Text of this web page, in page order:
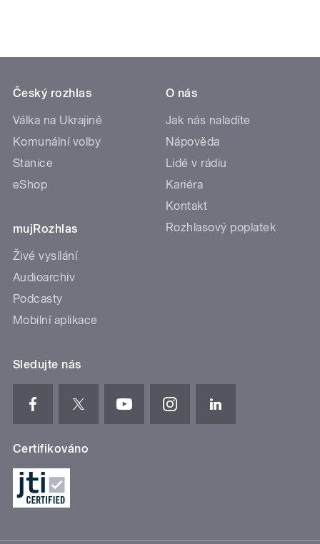
Český rozhlas
Válka na Ukrajině
Komunální volby
Stanice
eShop
mujRozhlas
Živé vysílání
Audioarchiv
Podcasty
Mobilní aplikace
O nás
Jak nás naladíte
Nápověda
Lidé v rádiu
Kariéra
Kontakt
Rozhlasový poplatek
Sledujte nás
Certifikováno